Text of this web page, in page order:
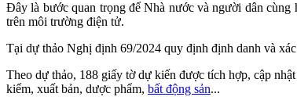
Đây là bước quan trọng để Nhà nước và người dân
trên môi trường điện tử.
Tại dự thảo Nghị định 69/2024 quy định định danh và
Theo dự thảo, 188 giấy tờ dự kiến được tích hợp, cập
kiểm, xuất bản, dược phẩm, bất động sản...